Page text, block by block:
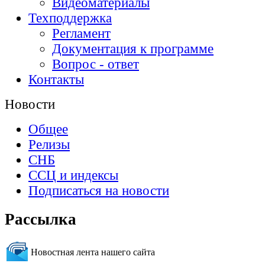
Техподдержка
Регламент
Документация к программе
Вопрос - ответ
Контакты
Новости
Общее
Релизы
СНБ
ССЦ и индексы
Подписаться на новости
Рассылка
Новостная лента нашего сайта